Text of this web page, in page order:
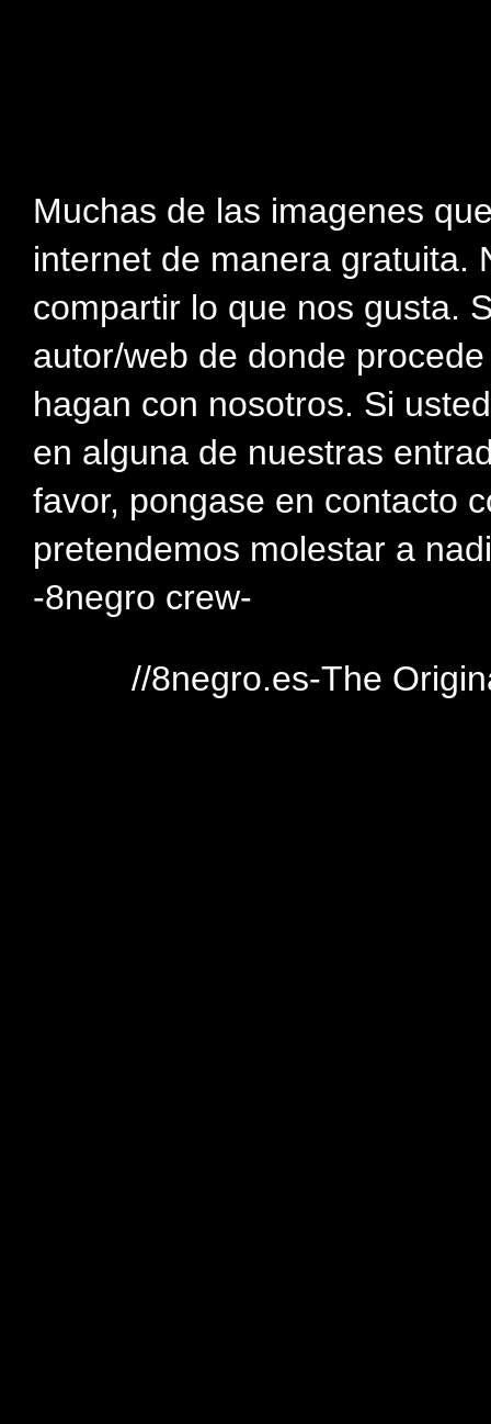
Muchas de las imagenes
internet de manera gratuita.
compartir lo que nos gusta.
autor/web de donde
hagan con nosotros. Si
en alguna de nuestras
favor, pongase en contacto
pretendemos molestar a
-8negro crew-
//8negro.es-The